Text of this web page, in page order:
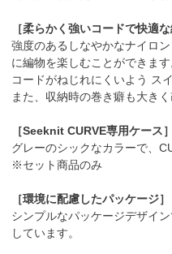
［柔らかく強いコードで快適な
強度のあるしなやかなナイロ
に編物を楽しむことができます
コードがねじれにくいよう ス
また、収納時の巻き癖も大きく
［Seeknit CURVE専用ケース］
グレーのシックなカラーで、
※セット商品のみ
［環境に配慮したパッケージ］
シンプルなパッケージデザイ
しています。